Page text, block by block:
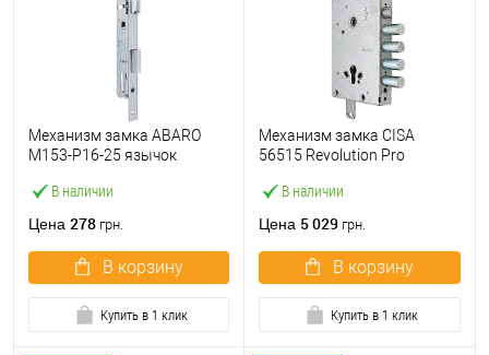
В наличии
Механизм замка ABARO
M153-P16-25 язычок
никель
Цена 278 грн.
В корзину
Купить в 1 клик
В наличии
Механизм замка CISA
56515 Revolution Pro
блокировкой без торцевой
Цена 5 029 грн.
В корзину
Купить в 1 клик